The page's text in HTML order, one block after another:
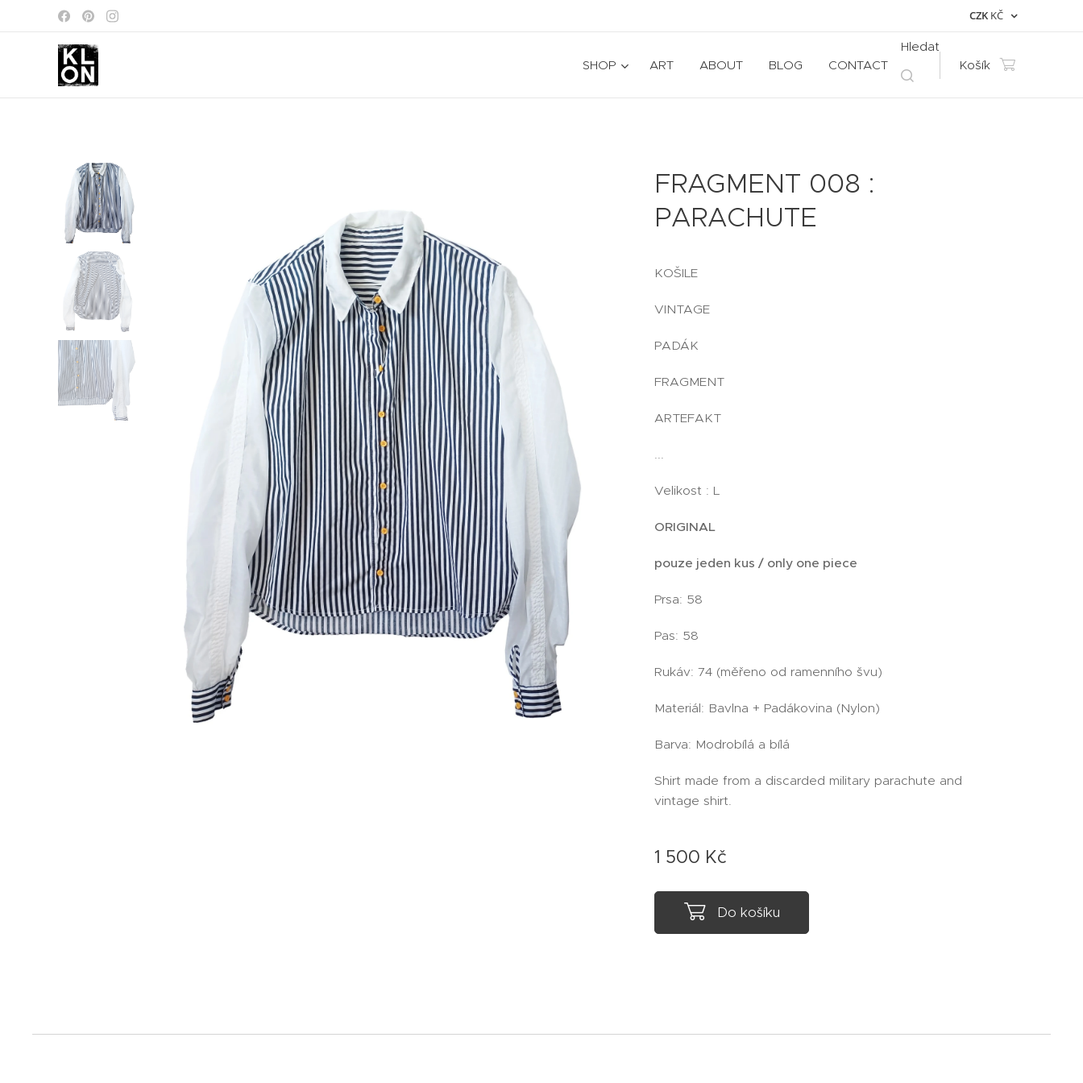
CZK KČ
SHOP ART ABOUT BLOG CONTACT
Hledat
Košík
FRAGMENT 008 :
PARACHUTE
KOŠILE
VINTAGE
PADÁK
FRAGMENT
ARTEFAKT
...
Velikost : L
ORIGINAL
pouze jeden kus / only one piece
Prsa: 58
Pas: 58
Rukáv: 74 (měřeno od ramenního švu)
Materiál: Bavlna + Padákovina (Nylon)
Barva: Modrobílá a bílá
Shirt made from a discarded military parachute and
vintage shirt.
1 500 Kč
Do košíku